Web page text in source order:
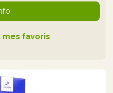
mes favoris